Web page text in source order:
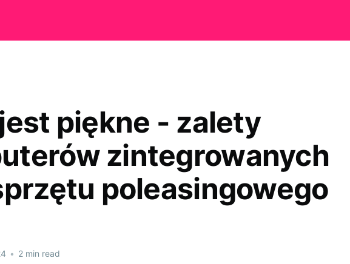
jest piękne - zalety
zintegrowanych
poleasingowego
• 2 min read